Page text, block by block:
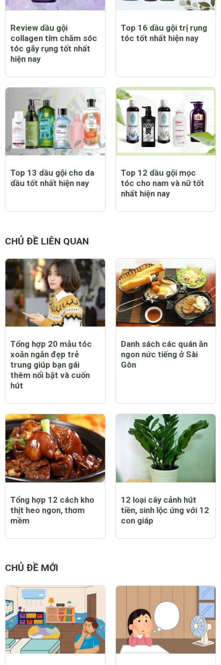
Review dầu gội
collagen tím chăm sóc
tóc gãy rụng tốt nhất
hiện nay
Top 16 dầu gội trị rụng
tóc tốt nhất hiện nay
Top 13 dầu gội cho da
dầu tốt nhất hiện nay
Top 12 dầu gội mọc
tóc cho nam và nữ tốt
nhất hiện nay
CHỦ ĐỀ LIÊN QUAN
Tổng hợp 20 mẫu tóc
xoăn ngắn đẹp trẻ
trung giúp bạn gái
thêm nổi bật và cuốn
hút
Danh sách các quán ăn
ngon nức tiếng ở Sài
Gòn
Tổng hợp 12 cách kho
thịt heo ngon, thơm
mềm
12 loại cây cảnh hút
tiền, sinh lộc ứng với 12
con giáp
CHỦ ĐỀ MỚI